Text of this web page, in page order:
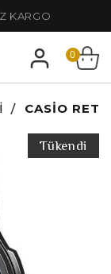
KARGO
0
CASIO
Tükendi